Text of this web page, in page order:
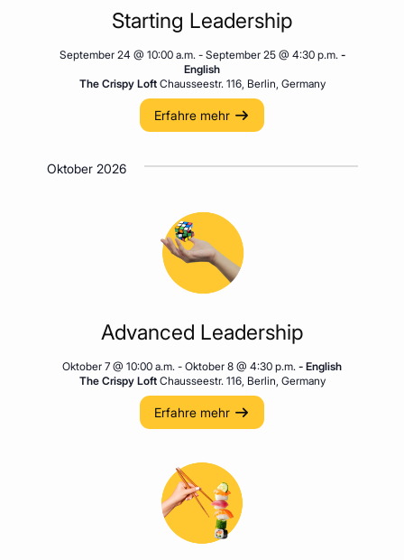
Starting Leadership
September 24 @ 10:00 a.m.- September 25 @ 4:30 p.m. -
English
The Crispy Loft Chausseestr. 116, Berlin, Germany
Erfahre mehr
Oktober 2026
Advanced Leadership
Oktober 7 @ 10:00 a.m. - Oktober 8 @ 4:30 p.m. - English
The Crispy Loft Chausseestr. 116, Berlin, Germany
Erfahre mehr